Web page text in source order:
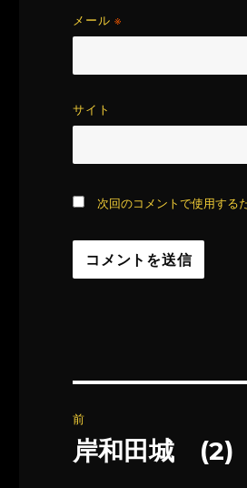
メール※
サイト
次回のコメントで使用する
稿
前
前
岸和田城 (2)